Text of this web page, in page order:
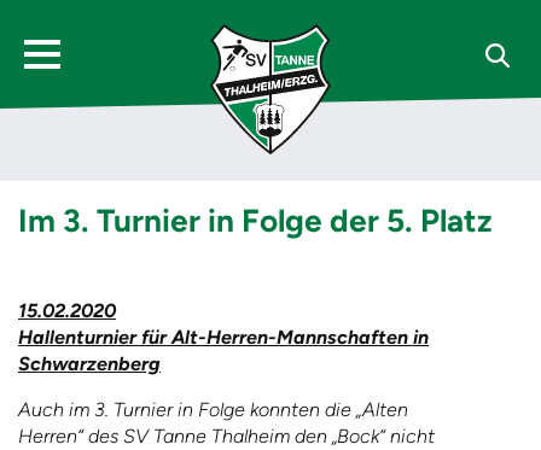
Im 3. Turnier in Folge der 5. Platz
15.02.2020
Hallenturnier für Alt-Herren-Mannschaften in
Schwarzenberg
Auch im 3. Turnier in Folge konnten die „Alten
Herren“ des SV Tanne Thalheim den „Bock“ nicht